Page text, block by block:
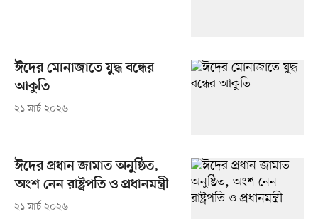
ঈদের মোনাজাতে যুদ্ধ বন্ধের
আকুতি
২১ মার্চ ২০২৬
ঈদের প্রধান জামাত অনুষ্ঠিত,
অংশ নেন রাষ্ট্রপতি ও প্রধানমন্ত্রী
২১ মার্চ ২০২৬